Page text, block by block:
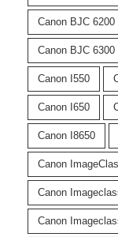
Canon BJC 6200
Canon BJC 6300
Canon I550
Canon I650
Canon I8650
Canon
Canon
Canon